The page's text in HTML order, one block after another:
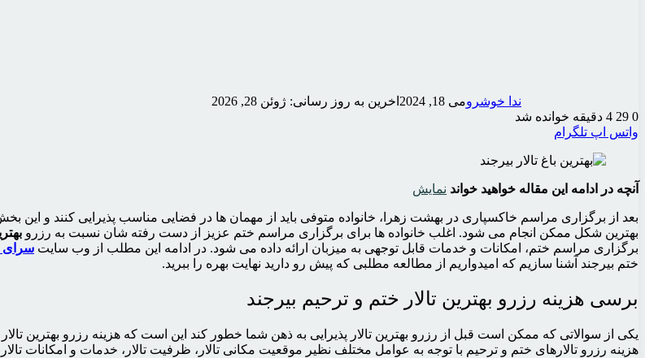
ندا خوشرومی 18, 2024
اخرین به روز رسانی: ژوئن 28, 2026
0
4 دقیقه خوانده شد
واتس اپ تلگرام
آنچه در ادامه این مقاله خواهید خواند نمایش
بعد از برگزاری مراسم خاکسپاری در بهشت زهرا، خانواده متوفی باید از مهمان ها در فضایی مناسب پذیرایی کنند و
بهترین شکل ممکن انجام می شود. اغلب خانواده ها برای برگزاری مراسم ختم عزیز از دست رفته شان نسبت به رزرو
برگزاری مراسم ختم، امکانات و خدمات قابل توجهی به میزبان ارائه داده می شود. در ادامه این مطلب از وب سایت
ختم بیرجند آشنا سازیم که امیدواریم از مطالعه مطلبی که پیش رو دارید نهایت بهره را ببرید.
برسی هزینه رزرو بهترین تالار ختم و ترحیم بیرجند
یکی از سوالاتی که ممکن است قبل از رزرو بهترین تالار پذیرایی به ذهن شما خطور کند این است که هزینه رزرو بهترین
هزینه رزرو تالارهای ختم و ترحیم با توجه به عوامل مختلف نظیر موقعیت مکانی تالار، ظرفیت تالار، خدمات و امکانات